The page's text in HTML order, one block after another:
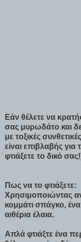
Εάν θέλετε να
σας μυρωδάτο και
με τοξικές
είναι επιβλαβής για
φτιάξετε το δικό
Πως να το φτιάξετε:
Χρησιμοποιώντας
κομμάτι σπάγκο, ένα
αιθέρια έλαια.
Απλά φτιάξτε ένα